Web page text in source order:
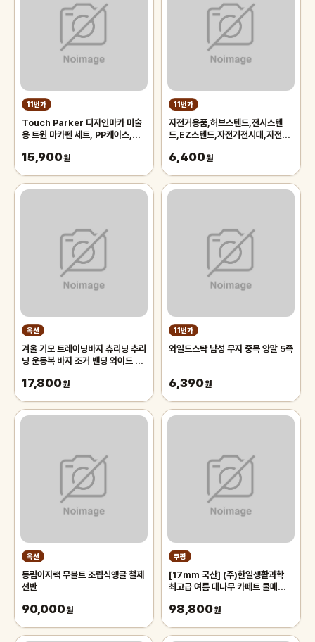
11번가
Touch Parker 디자인마카 미술
용 트윈 마카펜 세트, PP케이스,
15,900원
11번가
자전거용품,허브스텐드,전시스텐
드,EZ스텐드,자전거전시대,자전거
6,400원
옥션
겨울 기모 트레이닝바지 츄리닝 추리
닝 운동복 바지 조거 밴딩 와이드 팬
17,800원
11번가
와일드스탁 남성 무지 중목 양말 5족
6,390원
옥션
동림이지랙 무볼트 조립식앵글 철제
선반
90,000원
쿠팡
[17mm 국산] (주)한일생활과학
최고급 여름 대나무 카페트 쿨매트
침대 장판 자리_두꺼운 폭신한 튼튼
98,800원